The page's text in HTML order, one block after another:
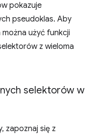
pokazuje
pseudoklas. Aby
użyć funkcji
z wieloma
selektorów w
zapoznaj się z